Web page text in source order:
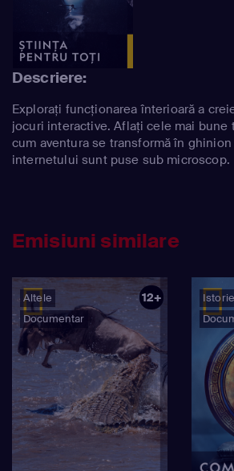
Descriere:
Explorați funcționarea înterioară a
jocuri interactive. Aflați cele mai bune
cum aventura se transformă în
internetului sunt puse sub microscop.
Emisiuni similare
Altele
Documentar
12+
Istorie